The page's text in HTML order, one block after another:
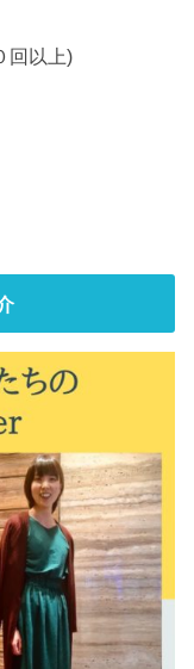
回以上)